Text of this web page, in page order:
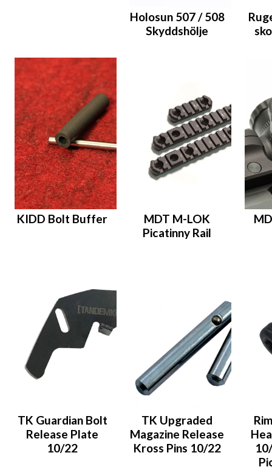
Holosun 507 / 508
Skyddshölje
KIDD Bolt Buffer
MDT M-LOK
Picatinny Rail
TK Guardian Bolt
Release Plate
10/22
TK Upgraded
Magazine Release
Kross Pins 10/22